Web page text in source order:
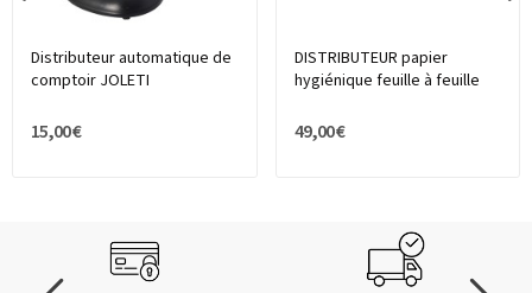
Distributeur automatique de
comptoir JOLETI
15,00 €
DISTRIBUTEUR papier
hygiénique feuille à feuille
49,00 €